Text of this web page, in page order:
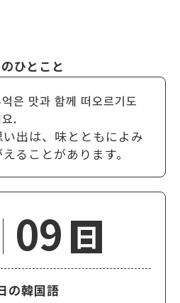
ひとこと
은 맛과 함께 떠오르기도
.
い出は、味とともによみ
えることがあります。
09 日
の韓国語